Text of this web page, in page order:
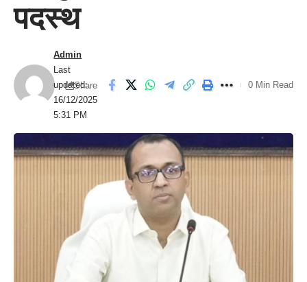
पदस्थ
Last
updated:
16/12/2025
5:31 PM
Admin
Share 0 Min Read